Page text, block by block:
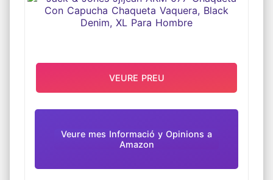
Veure mes Informació y Opinions a
Amazon
VEURE PREU